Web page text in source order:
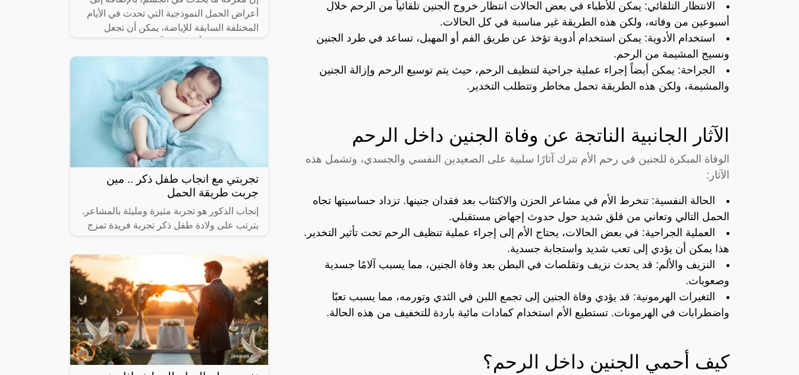
الانتظار التلقائي: يمكن للأطباء في بعض الحالات انتظار خروج الجنين تلقائياً من الرحم خلال
أسبوعين من وفاته، ولكن هذه الطريقة غير مناسبة في كل الحالات.
استخدام الأدوية: يمكن استخدام أدوية تؤخذ عن طريق الفم أو المهبل، تساعد في طرد الجنين
ونسيج المشيمة من الرحم.
الجراحة: يمكن أيضاً إجراء عملية جراحية لتنظيف الرحم، حيث يتم توسيع الرحم وإزالة الجنين
والمشيمة، ولكن هذه الطريقة تحمل مخاطر وتتطلب التخدير.
الآثار الجانبية الناتجة عن وفاة الجنين داخل الرحم
الوفاة المبكرة للجنين في رحم الأم تترك آثارًا سلبية على الصعيدين النفسي والجسدي، وتشمل هذه
الآثار:
الحالة النفسية: تنخرط الأم في مشاعر الحزن والاكتئاب بعد فقدان جنينها. تزداد حساسيتها تجاه
الحمل التالي وتعاني من قلق شديد حول حدوث إجهاض مستقبلي.
العملية الجراحية: في بعض الحالات، يحتاج الأم إلى إجراء عملية تنظيف الرحم تحت تأثير التخدير.
هذا يمكن أن يؤدي إلى تعب شديد واستجابة جسدية.
النزيف والألم: قد يحدث نزيف وتقلصات في البطن بعد وفاة الجنين، مما يسبب آلامًا جسدية
وصعوبات.
التغيرات الهرمونية: قد يؤدي وفاة الجنين إلى تجمع اللبن في الثدي وتورمه، مما يسبب تعبًا
واضطرابات في الهرمونات. تستطيع الأم استخدام كمادات مائية باردة للتخفيف من هذه الحالة.
كيف أحمي الجنين داخل الرحم؟
أعراض الحمل النموذجية التي تحدث في الأيام
المختلفة السابقة للإباضة، يمكن أن تجعل
تجربتي مع انجاب طفل ذكر .. مين
جربت طريقة الحمل
إنجاب الذكور هو تجربة مثيرة ومليئة بالمشاعر.
يترتب على ولادة طفل ذكر تجربة فريدة تمزج
فيها عن جنس الطفل، يبدأ التخيل